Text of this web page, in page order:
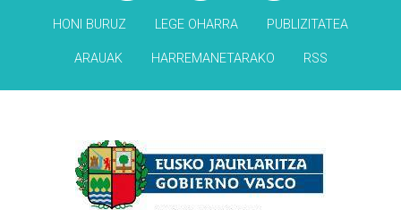
HONI BURUZ LEGE OHARRA PUBLIZITATEA
ARAUAK HARREMANETARAKO RSS